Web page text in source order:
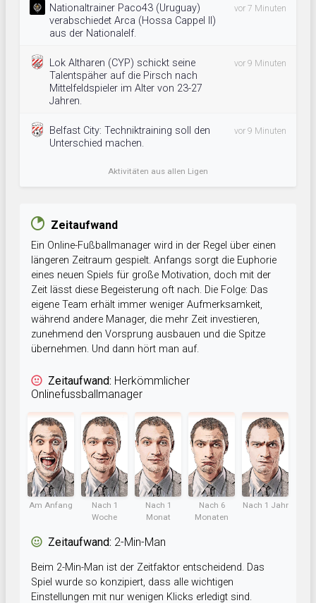
Nationaltrainer Paco43 (Uruguay)
verabschiedet Arca (Hossa Cappel II)
aus der Nationalelf.
vor 7 Minuten
Lok Altharen (CYP) schickt seine
Talentspäher auf die Pirsch nach
Mittelfeldspieler im Alter von 23-27
Jahren.
vor 9 Minuten
Belfast City: Techniktraining soll den
Unterschied machen.
vor 9 Minuten
Aktivitäten aus allen Ligen
Zeitaufwand
Ein Online-Fußballmanager wird in der Regel über einen
längeren Zeitraum gespielt. Anfangs sorgt die Euphorie
eines neuen Spiels für große Motivation, doch mit der
Zeit lässt diese Begeisterung oft nach. Die Folge: Das
eigene Team erhält immer weniger Aufmerksamkeit,
während andere Manager, die mehr Zeit investieren,
zunehmend den Vorsprung ausbauen und die Spitze
übernehmen. Und dann hört man auf.
Zeitaufwand: Herkömmlicher
Onlinefussballmanager
Am Anfang
Nach 1
Woche
Nach 1
Monat
Nach 6
Monaten
Nach 1 Jahr
Zeitaufwand: 2-Min-Man
Beim 2-Min-Man ist der Zeitfaktor entscheidend. Das
Spiel wurde so konzipiert, dass alle wichtigen
Einstellungen mit nur wenigen Klicks erledigt sind.